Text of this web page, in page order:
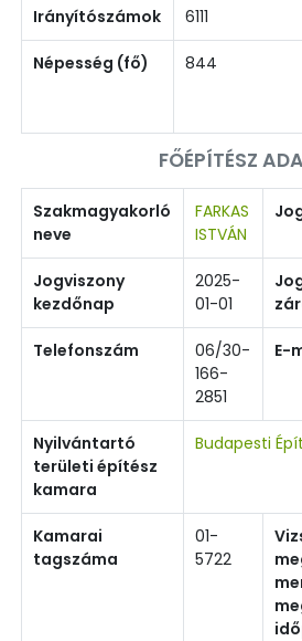
Irányítószámok 6111
Népesség (fő) 844
FŐÉPÍTÉSZ
Szakmagyakorló
neve
FARKAS
ISTVÁN
Jogviszony
kezdőnap
2025-
01-01
Telefonszám
06/30-
166-
2851
E-
Nyilvántartó
területi építész
kamara
Budapesti
Kamarai
tagszáma
01-
5722